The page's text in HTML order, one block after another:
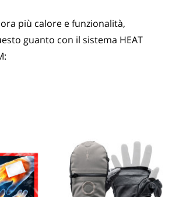
più calore e funzionalità,
guanto con il sistema HEAT